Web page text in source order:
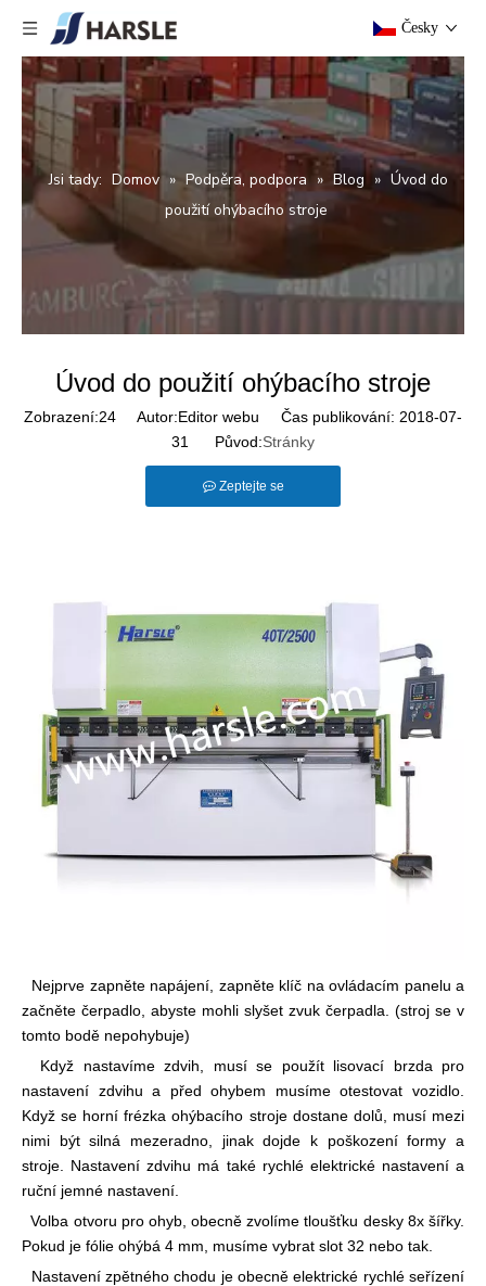
Česky
Jsi tady: Domov » Podpěra, podpora » Blog » Úvod do
použití ohýbacího stroje
Úvod do použití ohýbacího stroje
Zobrazení:24 Autor:Editor webu Čas publikování: 2018-07-
31 Původ:Stránky
Zeptejte se
Nejprve zapněte napájení, zapněte klíč na ovládacím panelu a
začněte čerpadlo, abyste mohli slyšet zvuk čerpadla. (stroj se v
tomto bodě nepohybuje)
Když nastavíme zdvih, musí se použít lisovací brzda pro
nastavení zdvihu a před ohybem musíme otestovat vozidlo.
Když se horní frézka ohýbacího stroje dostane dolů, musí mezi
nimi být silná mezeradno, jinak dojde k poškození formy a
stroje. Nastavení zdvihu má také rychlé elektrické nastavení a
ruční jemné nastavení.
Volba otvoru pro ohyb, obecně zvolíme tloušťku desky 8x šířky.
Pokud je fólie ohýbá 4 mm, musíme vybrat slot 32 nebo tak.
Nastavení zpětného chodu je obecně elektrické rychlé seřízení